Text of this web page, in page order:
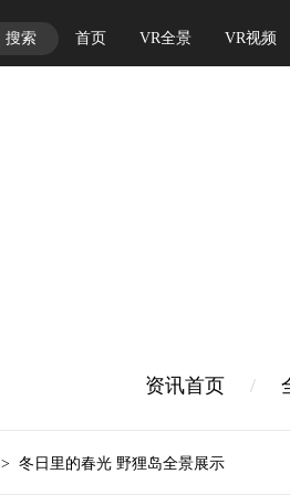
搜索 首页 VR全景 VR视频
资讯首页 /
> 冬日里的春光 野狸岛全景展示